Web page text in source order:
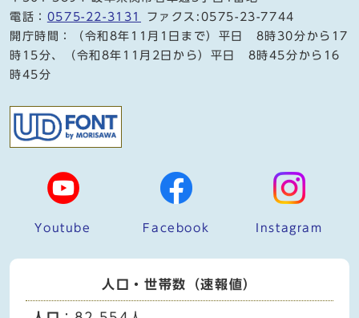
電話： 0575-22-3131
ファクス:0575-23-7744
開庁時間：（令和8年11月1日まで）平日 8時30分から17
時15分、（令和8年11月2日から）平日 8時45分から16
時45分
Youtube Facebook Instagram
人口・世帯数（速報値）